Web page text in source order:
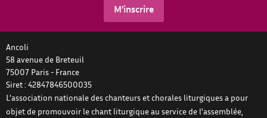
M’inscrire
Ancoli
58 avenue de Breteuil
75007 Paris- France
Siret : 42847846500035
L'association nationale des chanteurs et chorales liturgiques a pour
objet de promouvoir le chant liturgique au service de l'assemblée,